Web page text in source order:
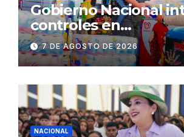
Gobierno Nacional
controles en
establecimientos y
públicos de
operativos en zonas
comerciales y de
concurrencia
7 DE AGOSTO DE 2026
NACIONAL